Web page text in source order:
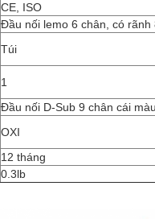
CE, ISO
Đầu nối lemo 6 chân, có rãnh
Túi
1
Đầu nối D-Sub 9 chân cái
OXI
12 tháng
0.3lb